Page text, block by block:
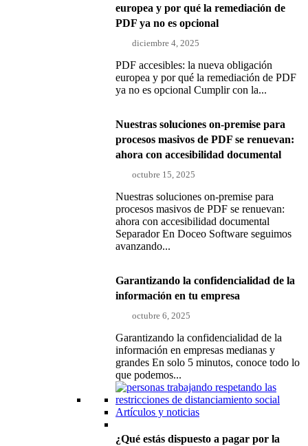
europea y por qué la remediación de
PDF ya no es opcional
diciembre 4, 2025
PDF accesibles: la nueva obligación
europea y por qué la remediación de PDF
ya no es opcional Cumplir con la...
Nuestras soluciones on-premise para
procesos masivos de PDF se renuevan:
ahora con accesibilidad documental
octubre 15, 2025
Nuestras soluciones on-premise para
procesos masivos de PDF se renuevan:
ahora con accesibilidad documental
Separador En Doceo Software seguimos
avanzando...
Garantizando la confidencialidad de la
información en tu empresa
octubre 6, 2025
Garantizando la confidencialidad de la
información en empresas medianas y
grandes En solo 5 minutos, conoce todo lo
que podemos...
Artículos y noticias
¿Qué estás dispuesto a pagar por la